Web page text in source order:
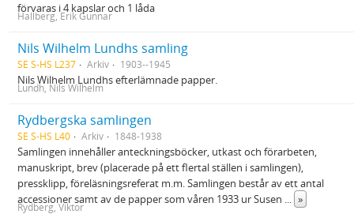
förvaras i 4 kapslar och 1 låda
Hallberg, Erik Gunnar
Nils Wilhelm Lundhs samling
SE S-HS L237 Arkiv 1903--1945
Nils Wilhelm Lundhs efterlämnade papper.
Lundh, Nils Wilhelm
Rydbergska samlingen
SE S-HS L40 Arkiv 1848-1938
Samlingen innehåller anteckningsböcker, utkast och förarbeten,
manuskript, brev (placerade på ett flertal ställen i samlingen),
pressklipp, föreläsningsreferat m.m. Samlingen består av ett antal
accessioner samt av de papper som våren 1933 ur Susen ... »
Rydberg, Viktor